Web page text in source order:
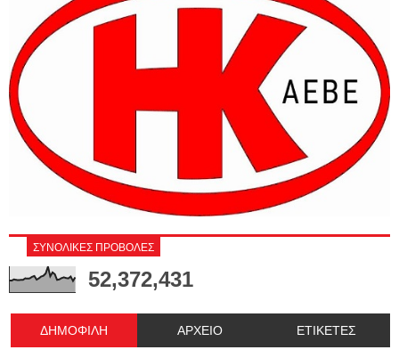
ΣΥΝΟΛΙΚΕΣ ΠΡΟΒΟΛΕΣ
52,372,431
ΔΗΜΟΦΙΛΗ ΑΡΧΕΙΟ ΕΤΙΚΕΤΕΣ